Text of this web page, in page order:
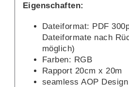
Eigenschaften:
Dateiformat: PDF
Dateiformate nach
möglich)
Farben: RGB
Rapport 20cm x 20m
seamless AOP Design